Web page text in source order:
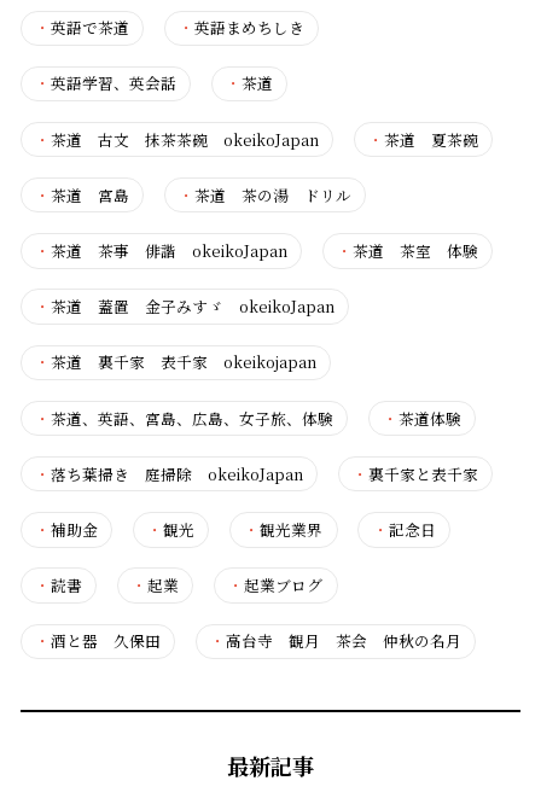
・ 英語で茶道 ・英語まめちしき
・ 英語学習、英会話 ・茶道
・ 茶道 古文 抹茶茶碗 okeikoJapan ・茶道 夏茶碗
・ 茶道 宮島 ・茶道 茶の湯 ドリル
・ 茶道 茶事 俳諧 okeikoJapan ・茶道 茶室 体験
・ 茶道 蓋置 金子みすゞ okeikoJapan
・ 茶道 裏千家 表千家 okeikojapan
・ 茶道、英語、宮島、広島、女子旅、体験 ・茶道体験
・ 落ち葉掃き 庭掃除 okeikoJapan ・裏千家と表千家
・ 補助金 ・観光 ・観光業界 ・ 記念日
・ 読書 ・起業 ・起業ブログ
・ 酒と器 久保田 ・高台寺 観月 茶会 仲秋の名月
最新記事